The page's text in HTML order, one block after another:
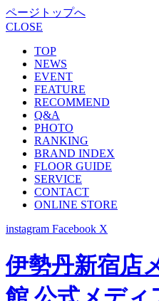
ページトップへ
CLOSE
TOP
NEWS
EVENT
FEATURE
RECOMMEND
Q&A
PHOTO
RANKING
BRAND INDEX
FLOOR GUIDE
SERVICE
CONTACT
ONLINE STORE
instagram Facebook X
伊勢丹新宿店